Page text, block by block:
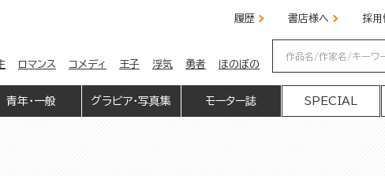
履歴 書店様へ 採用
ロマンス コメディ 王子 浮気 勇者 ほのぼの
青年・一般 グラビア・写真集 モーター誌 SPECIAL